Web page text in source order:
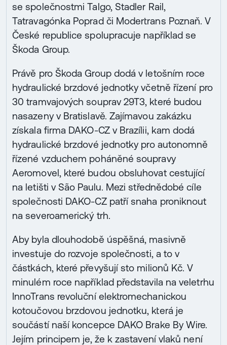
se společnostmi Talgo, Stadler Rail,
Tatravagónka Poprad či Modertrans Poznaň. V
České republice spolupracuje například se
Škoda Group.
Právě pro Škoda Group dodá v letošním roce
hydraulické brzdové jednotky včetně řízení pro
30 tramvajových souprav 29T3, které budou
nasazeny v Bratislavě. Zajímavou zakázku
získala firma DAKO-CZ v Brazílii, kam dodá
hydraulické brzdové jednotky pro autonomně
řízené vzduchem poháněné soupravy
Aeromovel, které budou obsluhovat cestující
na letišti v São Paulu. Mezi střednědobé cíle
společnosti DAKO-CZ patří snaha proniknout
na severoamerický trh.
Aby byla dlouhodobě úspěšná, masivně
investuje do rozvoje společnosti, a to v
částkách, které převyšují sto milionů Kč. V
minulém roce například představila na veletrhu
InnoTrans revoluční elektromechanickou
kotoučovou brzdovou jednotku, která je
součástí naší koncepce DAKO Brake By Wire.
Jejím principem je, že k zastavení vlaků není